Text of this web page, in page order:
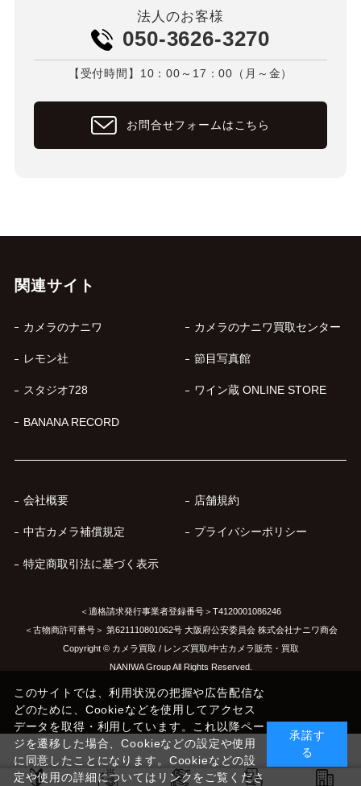
法人のお客様
050-3626-3270
【受付時間】10：00～17：00（月～金）
お問合せフォームはこちら
関連サイト
カメラのナニワ カメラのナニワ買取センター
レモン社 節目写真館
スタジオ728 ワイン蔵 ONLINE STORE
BANANA RECORD
会社概要 店舗規約
中古カメラ補償規定 プライバシーポリシー
特定商取引法に基づく表示
＜適格請求発行事業者登録番号＞T4120001086246
＜古物商許可番号＞ 第621110801062号 大阪府公安委員会 株式会社ナニワ商会
Copyright © カメラ買取 / レンズ買取/中古カメラ販売・買取
NANIWA Group All Rights Reserved.
このサイトでは、利用状況の把握や広告配信な
どのために、Cookieなどを使用してアクセス
データを取得・利用しています。これ以降ペー
ジを遷移した場合、Cookieなどの設定や使用
に同意したことになります。Cookieなどの設
定や使用の詳細についてはリンクをご覧くださ
承諾す
る